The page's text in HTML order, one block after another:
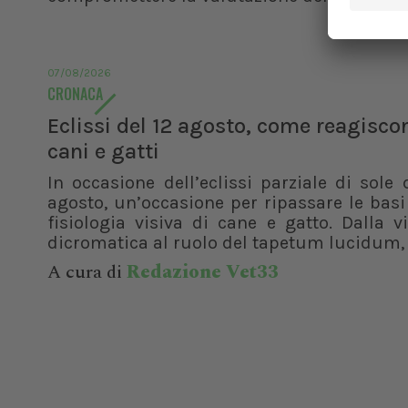
07/08/2026
CRONACA
Eclissi del 12 agosto, come
cani e gatti
In occasione dell’eclissi parziale di sole
agosto, un’occasione per ripassare le
fisiologia visiva di cane e gatto. Dalla
dicromatica al ruolo del tapetum lucidum,
A cura di Redazione Vet33